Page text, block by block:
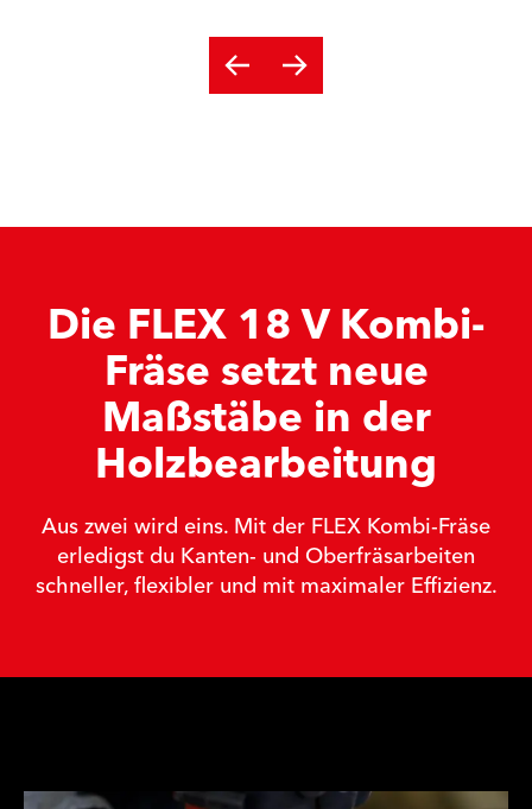
Die FLEX 18 V Kombi-
Fräse setzt neue
Maßstäbe in der
Holzbearbeitung
Aus zwei wird eins. Mit der FLEX Kombi-Fräse
erledigst du Kanten- und Oberfräsarbeiten
schneller, flexibler und mit maximaler Effizienz.